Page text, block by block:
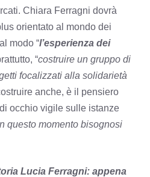
Chiara Ferragni dovrà
orientato al mondo dei
modo “l’esperienza dei
“costruire un gruppo di
focalizzati alla solidarietà
anche, è il pensiero
occhio vigile sulle istanze
questo momento bisognosi
Lucia Ferragni: appena